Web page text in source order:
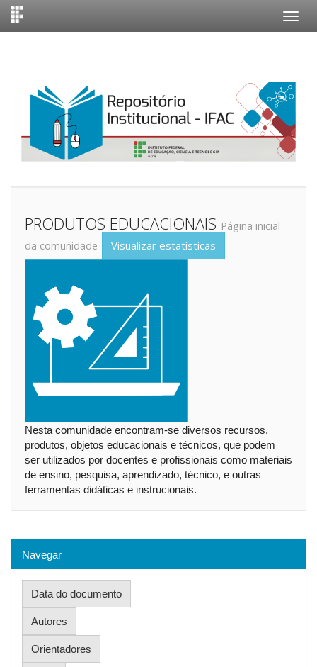
PRODUTOS EDUCACIONAIS Página inicial
da comunidade
Visualizar estatísticas
Nesta comunidade encontram-se diversos recursos,
produtos, objetos educacionais e técnicos, que podem
ser utilizados por docentes e profissionais como materiais
de ensino, pesquisa, aprendizado, técnico, e outras
ferramentas didáticas e instrucionais.
Navegar